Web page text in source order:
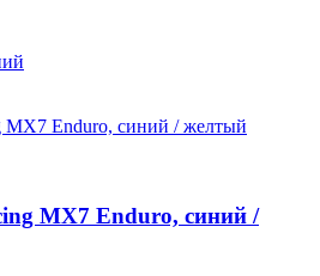
MX7 Enduro, синий /